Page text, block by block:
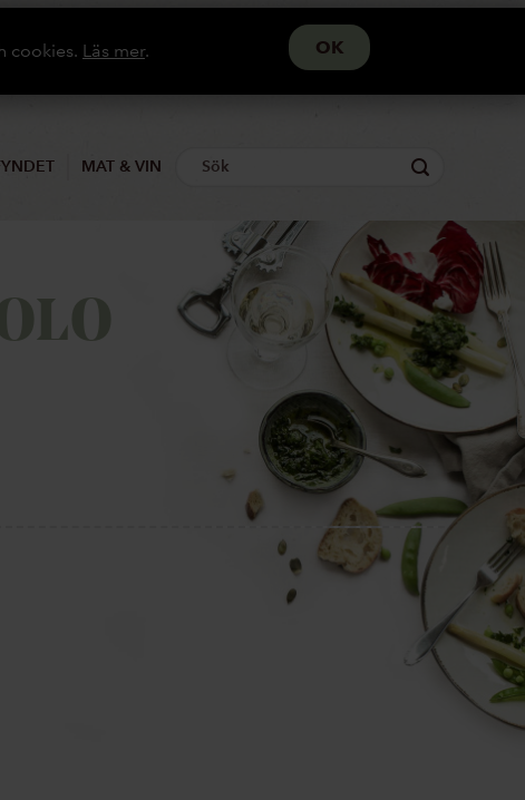
cookies. Läs mer.
MAT & VIN